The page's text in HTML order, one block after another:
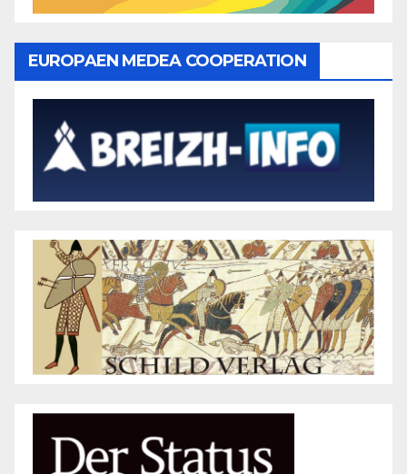
EUROPAEN MEDEA COOPERATION